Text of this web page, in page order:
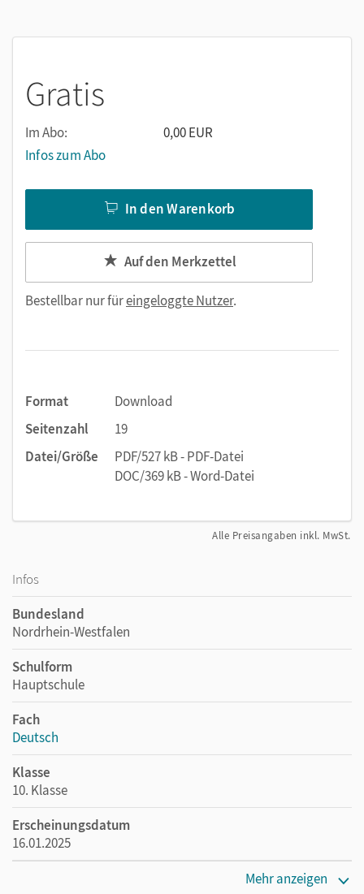
Gratis
Im Abo:
0,00 EUR
Infos zum Abo
In den Warenkorb
Auf den Merkzettel
Bestellbar nur füreingeloggte Nutzer.
Format
Download
Seitenzahl
19
Datei/Größe
PDF/527 kB - PDF-Datei
DOC/369 kB - Word-Datei
Alle Preisangaben inkl. MwSt.
Infos
Bundesland
Nordrhein-Westfalen
Schulform
Hauptschule
Fach
Deutsch
Klasse
10. Klasse
Erscheinungsdatum
16.01.2025
Mehr anzeigen